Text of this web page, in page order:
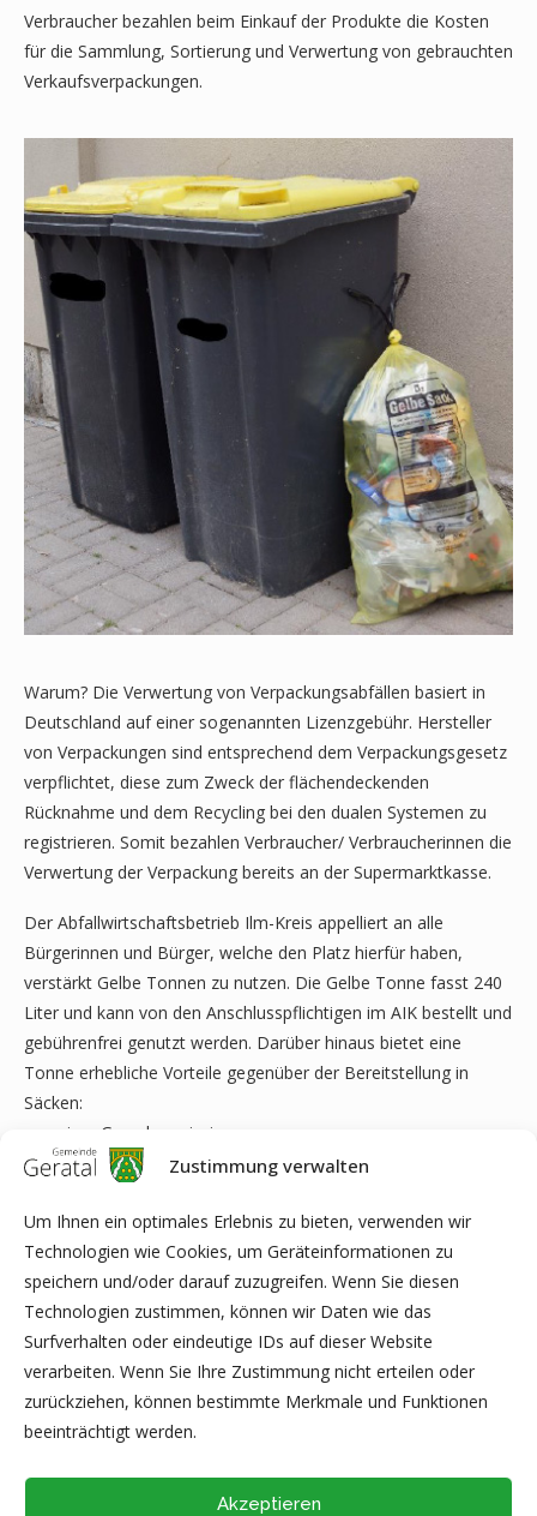
Zustimmung verwalten
Um Ihnen ein optimales Erlebnis zu bieten, verwenden wir
Technologien wie Cookies, um Geräteinformationen zu
speichern und/oder darauf zuzugreifen. Wenn Sie diesen
Technologien zustimmen, können wir Daten wie das
Surfverhalten oder eindeutige IDs auf dieser Website
verarbeiten. Wenn Sie Ihre Zustimmung nicht erteilen oder
zurückziehen, können bestimmte Merkmale und Funktionen
beeinträchtigt werden.
Akzeptieren
Verbraucher bezahlen beim Einkauf der Produkte die Kosten
für die Sammlung, Sortierung und Verwertung von gebrauchten
Verkaufsverpackungen.
Warum? Die Verwertung von Verpackungsabfällen basiert in
Deutschland auf einer sogenannten Lizenzgebühr. Hersteller
von Verpackungen sind entsprechend dem Verpackungsgesetz
verpflichtet, diese zum Zweck der flächendeckenden
Rücknahme und dem Recycling bei den dualen Systemen zu
registrieren. Somit bezahlen Verbraucher/ Verbraucherinnen die
Verwertung der Verpackung bereits an der Supermarktkasse.
Der Abfallwirtschaftsbetrieb Ilm-Kreis appelliert an alle
Bürgerinnen und Bürger, welche den Platz hierfür haben,
verstärkt Gelbe Tonnen zu nutzen. Die Gelbe Tonne fasst 240
Liter und kann von den Anschlusspflichtigen im AIK bestellt und
gebührenfrei genutzt werden. Darüber hinaus bietet eine
Tonne erhebliche Vorteile gegenüber der Bereitstellung in
Säcken:
• weniger Geruchsemissionen
• es verringert die Gefahr, Tiere anzulocken
oder starkem Wind
Mehr Informationen finden Sie auf der Internetseite
www.aik.ilm-kreis.de
, im Leitfaden der Abfallwirtschaft im Ilm-
Kreis, der Abfall App oder direkt beim AIK unter 03628 738-921.
Abfallwirtschaftsbetrieb Ilm-Kreis